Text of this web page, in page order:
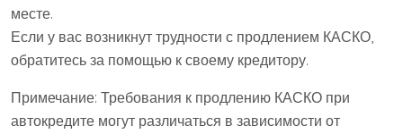
месте.
Если у вас возникнут трудности с продлением КАСКО,
обратитесь за помощью к своему кредитору.
Примечание: Требования к продлению КАСКО при
автокредите могут различаться в зависимости от